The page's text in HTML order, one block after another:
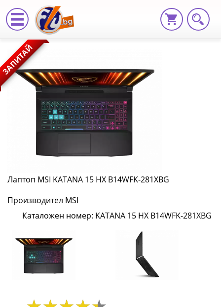
Лаптоп
MSI
KATANA
15
HX
B14WFK-
281XBG
KATANA
15
HX
B14WFK-
281XBG
|
Fly.bg
ЗАПИТАЙ
Лаптоп MSI KATANA 15 HX B14WFK-281XBG
Производител MSI
Каталожен номер: KATANA 15 HX B14WFK-281XBG